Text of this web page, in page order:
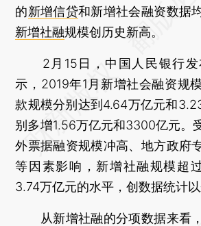
的新增信贷和新增社会融资数据
新增社融规模创历史新高。
2月15日，中国人民银行发
示，2019年1月新增社会融资规
款规模分别达到4.64万亿元和
别多增1.56万亿元和3300亿元。
外票据融资规模冲高、地方政府
等因素影响，新增社融规模超
3.74万亿元的水平，创数据统计以
从新增社融的分项数据来看